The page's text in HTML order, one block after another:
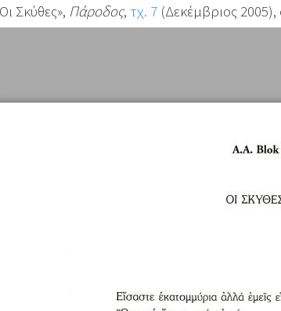
Σκύθες», Πάροδος, τχ. 7(Δεκέμβριος 2005),